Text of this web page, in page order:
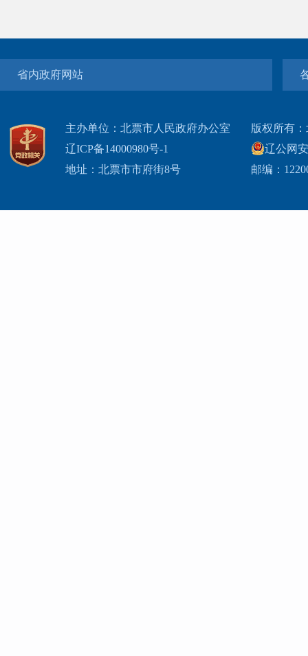
省内政府网站
主办单位：北票市人民政府办公室
辽ICP备14000980号-1
地址：北票市市府街8号
版权所有
辽公网
邮编：